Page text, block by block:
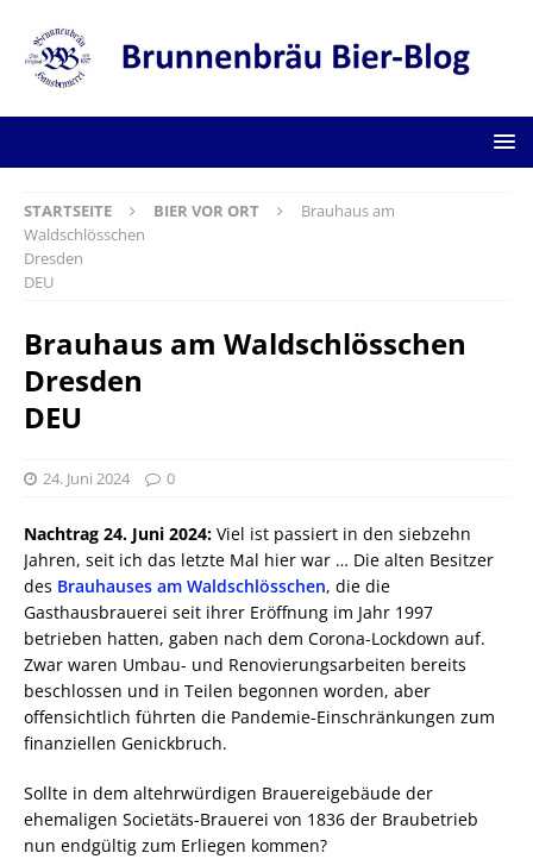
STARTSEITE BIER VOR ORT
Brauhaus am
Waldschlösschen
Dresden
DEU
Brauhaus am Waldschlösschen
Dresden
DEU
24. Juni 2024 0
Nachtrag 24. Juni 2024: Viel ist passiert in den siebzehn
Jahren, seit ich das letzte Mal hier war … Die alten Besitzer
des Brauhauses am Waldschlösschen, die die
Gasthausbrauerei seit ihrer Eröffnung im Jahr 1997
betrieben hatten, gaben nach dem Corona-Lockdown auf.
Zwar waren Umbau- und Renovierungsarbeiten bereits
beschlossen und in Teilen begonnen worden, aber
offensichtlich führten die Pandemie-Einschränkungen zum
finanziellen Genickbruch.
Sollte in dem altehrwürdigen Brauereigebäude der
ehemaligen Societäts-Brauerei von 1836 der Braubetrieb
nun endgültig zum Erliegen kommen?